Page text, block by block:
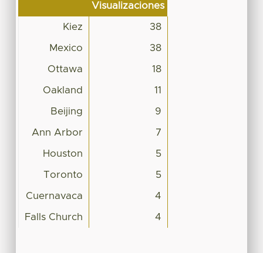
Visualizaciones
Kiez 38
Mexico 38
Ottawa 18
Oakland 11
Beijing 9
Ann Arbor 7
Houston 5
Toronto 5
Cuernavaca 4
Falls Church 4